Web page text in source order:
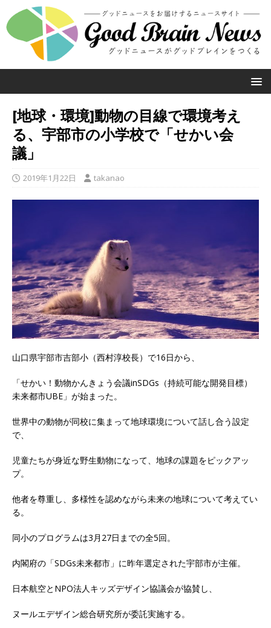
[地球・環境]動物の目線で環境考え
る、宇部市の小学校で「せかい会
議」
2019年1月22日 takanao
山口県宇部市吉部小（西村淳校長）で16日から、
「せかい！動物かんきょう会議inSDGs（持続可能な開発目標）
未来都市UBE 」が始まった。
世界中の動物が同校に集まって地球環境について話し合う設定
で、
児童たちが身近な野生動物になって、地球の課題をピックアッ
プ。
他者を尊重し、多様性を認めながら未来の地球について考えてい
る。
同小のプログラムは3月27日までの全5回。
内閣府の「SDGs未来都市 」に昨年選定された宇部市が主催。
日本航空とNPO法人キッズデザイン協議会が協賛し、
ヌールエデザイン総合研究所が委託実施する。